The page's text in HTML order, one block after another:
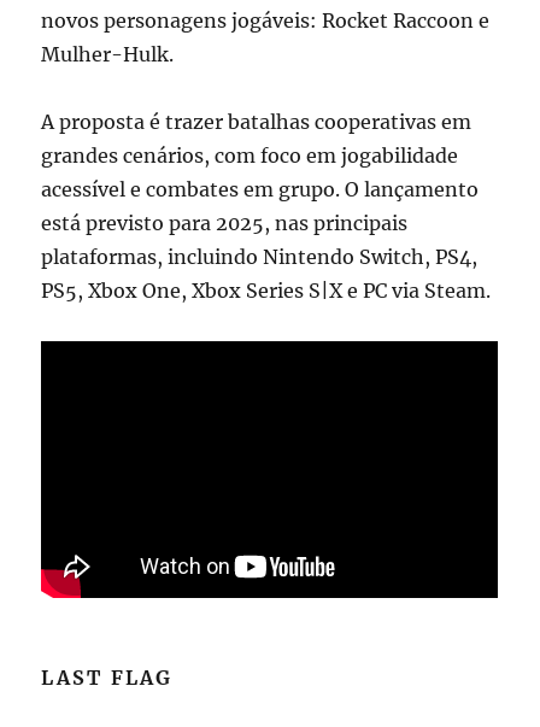
novos personagens jogáveis: Rocket Raccoon e
Mulher-Hulk.
A proposta é trazer batalhas cooperativas em
grandes cenários, com foco em jogabilidade
acessível e combates em grupo. O lançamento
está previsto para 2025, nas principais
plataformas, incluindo Nintendo Switch, PS4,
PS5, Xbox One, Xbox Series S|X e PC via Steam.
LAST FLAG